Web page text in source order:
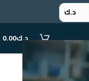
د.ك
ر.س
د.ك0.00